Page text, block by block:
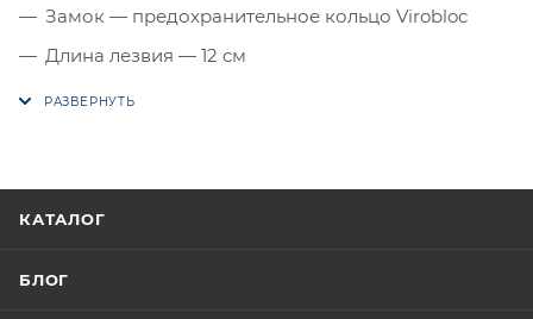
Замок — предохранительное кольцо Virobloc
Длина лезвия — 12 см
КАТАЛОГ
БЛОГ